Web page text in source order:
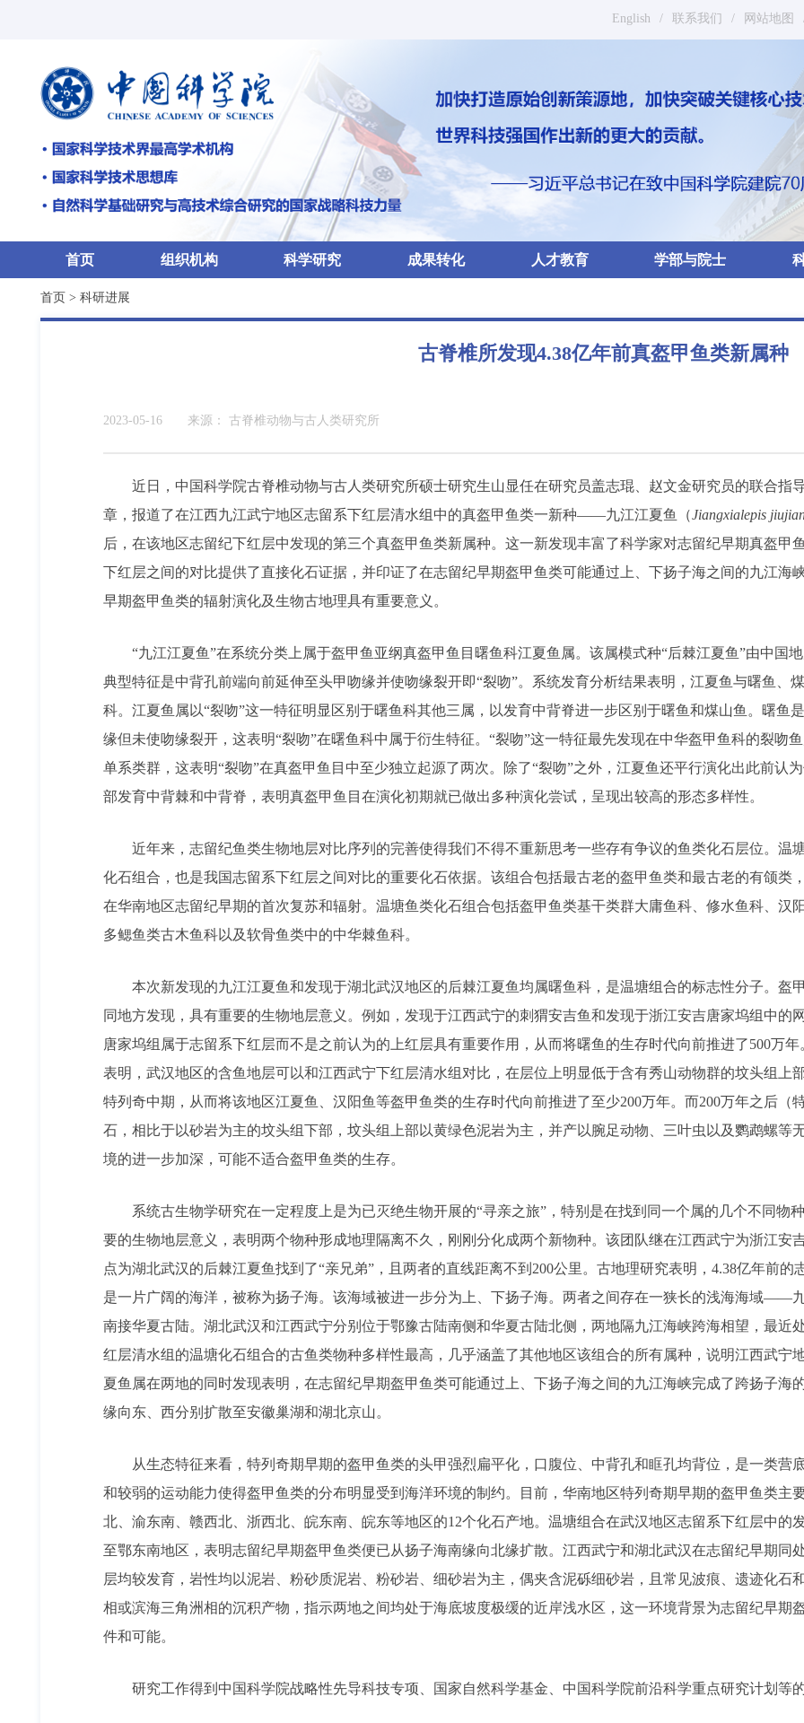
English / 联系我们 / 网站地图
首页 组织机构 科学研究 成果转化 人才教育 学部与院士
首页 > 科研进展
古脊椎所发现4.38亿年前真盔甲鱼类新属种
2023-05-16 来源： 古脊椎动物与古人类研究所
近日，中国科学院古脊椎动物与古人类研究所硕士研究生山显任在研究员盖志琨、赵文金研究员的联合指
章，报道了在江西九江武宁地区志留系下红层清水组中的真盔甲鱼类一新种——九江江夏鱼（Jiangxialepis
后，在该地区志留纪下红层中发现的第三个真盔甲鱼类新属种。这一新发现丰富了科学家对志留纪早期真盔甲
下红层之间的对比提供了直接化石证据，并印证了在志留纪早期盔甲鱼类可能通过上、下扬子海之间的九江海
早期盔甲鱼类的辐射演化及生物古地理具有重要意义。
“九江江夏鱼”在系统分类上属于盔甲鱼亚纲真盔甲鱼目曙鱼科江夏鱼属。该属模式种“后棘江夏鱼”由中国
典型特征是中背孔前端向前延伸至头甲吻缘并使吻缘裂开即“裂吻”。系统发育分析结果表明，江夏鱼与曙鱼、
科。江夏鱼属以“裂吻”这一特征明显区别于曙鱼科其他三属，以发育中背脊进一步区别于曙鱼和煤山鱼。曙鱼
缘但未使吻缘裂开，这表明“裂吻”在曙鱼科中属于衍生特征。 “裂吻”这一特征最先发现在中华盔甲鱼科的裂吻
单系类群，这表明“裂吻”在真盔甲鱼目中至少独立起源了两次。除了“裂吻”之外，江夏鱼还平行演化出此前认
部发育中背棘和中背脊，表明真盔甲鱼目在演化初期就已做出多种演化尝试，呈现出较高的形态多样性。
近年来，志留纪鱼类生物地层对比序列的完善使得我们不得不重新思考一些存有争议的鱼类化石层位。温
化石组合，也是我国志留系下红层之间对比的重要化石依据。该组合包括最古老的盔甲鱼类和最古老的有颌类
在华南地区志留纪早期的首次复苏和辐射。温塘鱼类化石组合包括盔甲鱼类基干类群大庸鱼科、修水鱼科、汉
多鳃鱼类古木鱼科以及软骨鱼类中的中华棘鱼科。
本次新发现的九江江夏鱼和发现于湖北武汉地区的后棘江夏鱼均属曙鱼科，是温塘组合的标志性分子。盔
同地方发现，具有重要的生物地层意义。例如，发现于江西武宁的刺猬安吉鱼和发现于浙江安吉唐家坞组中的
唐家坞组属于志留系下红层而不是之前认为的上红层具有重要作用，从而将曙鱼的生存时代向前推进了500万年
表明，武汉地区的含鱼地层可以和江西武宁下红层清水组对比，在层位上明显低于含有秀山动物群的坟头组上
特列奇中期，从而将该地区江夏鱼、汉阳鱼等盔甲鱼类的生存时代向前推进了至少200万年。而200万年之后（
石，相比于以砂岩为主的坟头组下部，坟头组上部以黄绿色泥岩为主，并产以腕足动物、三叶虫以及鹦鹉螺等
境的进一步加深，可能不适合盔甲鱼类的生存。
系统古生物学研究在一定程度上是为已灭绝生物开展的“寻亲之旅”，特别是在找到同一个属的几个不同物
要的生物地层意义，表明两个物种形成地理隔离不久，刚刚分化成两个新物种。该团队继在江西武宁为浙江安
点为湖北武汉的后棘江夏鱼找到了“亲兄弟”，且两者的直线距离不到 200公里。古地理研究表明， 4.38亿年前的
是一片广阔的海洋，被称为扬子海。该海域被进一步分为上、下扬子海。两者之间存在一狭长的浅海海域——
南接华夏古陆。湖北武汉和江西武宁分别位于鄂豫古陆南侧和华夏古陆北侧，两地隔九江海峡跨海相望，最近
红层清水组的温塘化石组合的古鱼类物种多样性最高，几乎涵盖了其他地区该组合的所有属种，说明江西武宁
夏鱼属在两地的同时发现表明，在志留纪早期盔甲鱼类可能通过上、下扬子海之间的九江海峡完成了跨扬子海
缘向东、西分别扩散至安徽巢湖和湖北京山。
从生态特征来看，特列奇期早期的盔甲鱼类的头甲强烈扁平化，口腹位、中背孔和眶孔均背位，是一类营
和较弱的运动能力使得盔甲鱼类的分布明显受到海洋环境的制约。目前，华南地区特列奇期早期的盔甲鱼类主
北、渝东南、赣西北、浙西北、皖东南、皖东等地区的12个化石产地。温塘组合在武汉地区志留系下红层中的
至鄂东南地区，表明志留纪早期盔甲鱼类便已从扬子海南缘向北缘扩散。江西武宁和湖北武汉在志留纪早期同
层均较发育，岩性均以泥岩、粉砂质泥岩、粉砂岩、细砂岩为主，偶夹含泥砾细砂岩，且常见波痕、遗迹化石
相或滨海三角洲相的沉积产物，指示两地之间均处于海底坡度极缓的近岸浅水区，这一环境背景为志留纪早期
件和可能。
研究工作得到中国科学院战略性先导科技专项、国家自然科学基金、中国科学院前沿科学重点研究计划等